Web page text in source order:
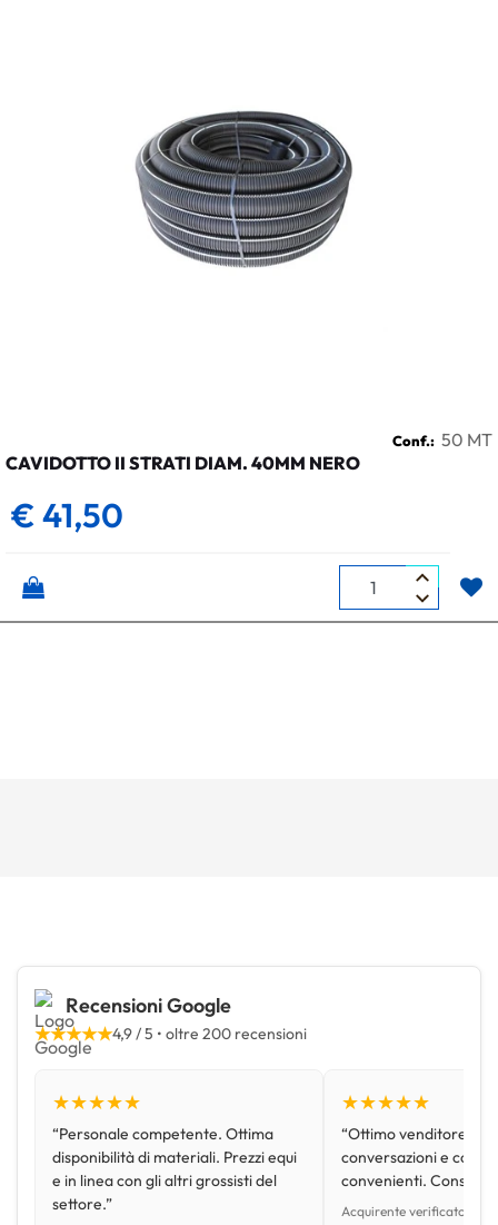
Conf.: 50 MT
CAVIDOTTO II STRATI DIAM. 40MM NERO
€ 41,50
Quantità
Recensioni Google
★★★★★4,9 / 5 • oltre 200 recensioni
★★★★★
“Personale competente. Ottima
disponibilità di materiali. Prezzi equi
e in linea con gli altri grossisti del
settore.”
★★★★★
“Ottimo venditore,
conversazioni e con
convenienti.
Acquirente verificato •